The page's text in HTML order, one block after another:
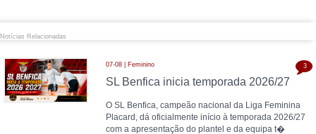
Notícias Relacionadas
07-08 | Feminino
SL Benfica inicia temporada 2026/27
O SL Benfica, campeão nacional da Liga Feminina
Placard, dá oficialmente início à temporada 2026/27
com a apresentação do plantel e da equipa t�
3